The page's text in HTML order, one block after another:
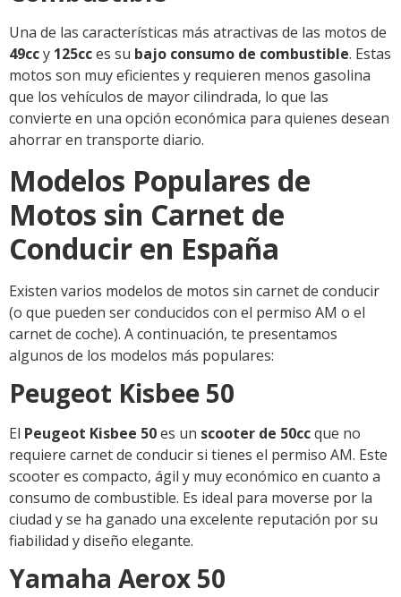
Una de las características más atractivas de las motos de
49ccy 125cces su bajo consumo de combustible. Estas
motos son muy eficientes y requieren menos gasolina
que los vehículos de mayor cilindrada, lo que las
convierte en una opción económica para quienes desean
ahorrar en transporte diario.
Modelos Populares de
Motos sin Carnet de
Conducir en España
Existen varios modelos de motos sin carnet de conducir
(o que pueden ser conducidos con el permiso AM o el
carnet de coche). A continuación, te presentamos
algunos de los modelos más populares:
Peugeot Kisbee 50
El Peugeot Kisbee 50es un scooter de 50ccque no
requiere carnet de conducir si tienes el permiso AM. Este
scooter es compacto, ágil y muy económico en cuanto a
consumo de combustible. Es ideal para moverse por la
ciudad y se ha ganado una excelente reputación por su
fiabilidad y diseño elegante.
Yamaha Aerox 50